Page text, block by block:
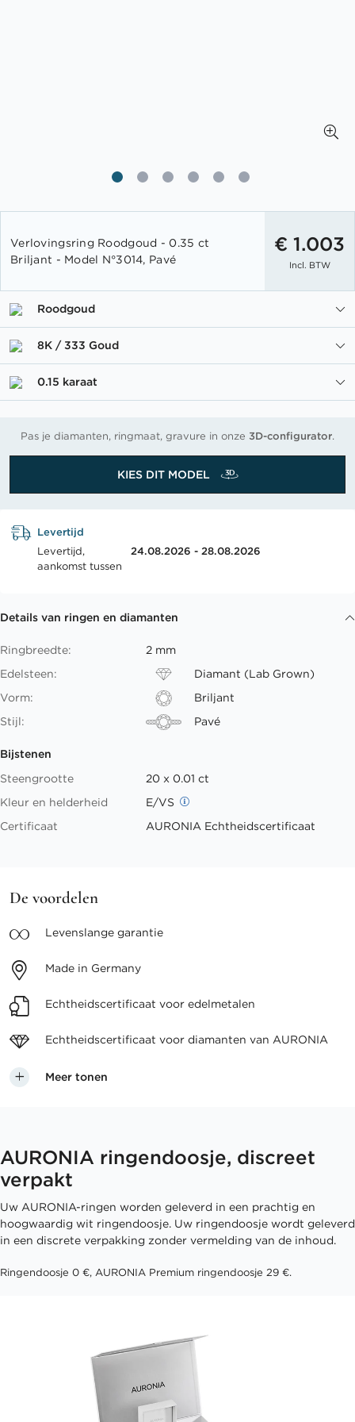
het
begin
de
afbeeldingen-
Verlovingsring Roodgoud - 0.35 ct
Briljant - Model N°3014, Pavé
€ 1.003
Incl. BTW
Roodgoud
8K / 333 Goud
0.15 karaat
Pas je diamanten, ringmaat, gravure in onze 3D-configurator.
KIES DIT MODEL
Levertijd
Levertijd,
aankomst tussen
24.08.2026 - 28.08.2026
Details van ringen en diamanten
Ringbreedte:
2 mm
Edelsteen:
Diamant (Lab Grown)
Vorm:
Briljant
Stijl:
Pavé
Bijstenen
Steengrootte
20 x 0.01 ct
Kleur en helderheid
E/VS
Certificaat
AURONIA Echtheidscertificaat
De voordelen
Levenslange garantie
Made in Germany
Echtheidscertificaat voor edelmetalen
Echtheidscertificaat voor diamanten van AURONIA
Meer tonen
AURONIA ringendoosje, discreet
verpakt
Uw AURONIA-ringen worden geleverd in een prachtig en
hoogwaardig wit ringendoosje. Uw ringendoosje wordt geleverd
in een discrete verpakking zonder vermelding van de inhoud.
Ringendoosje 0 €, AURONIA Premium ringendoosje 29 €.